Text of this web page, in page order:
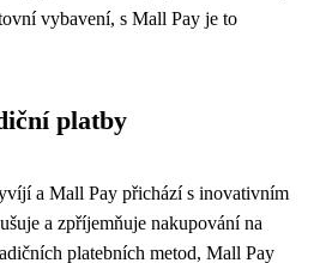
vybavení, s Mall Pay je to
platby
a Mall Pay přichází s inovativním
a zpříjemňuje nakupování na
platebních metod, Mall Pay